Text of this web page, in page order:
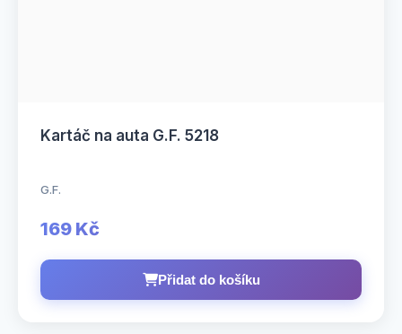
Kartáč na auta G.F. 5218
G.F.
169 Kč
Přidat do košíku